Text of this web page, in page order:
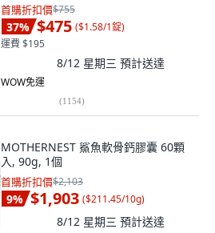
首購折扣價$755
37% $475 ($1.58/1錠)
運費 $195
8/12 星期三 預計送達
WOW免運
(1154)
MOTHERNEST 鯊魚軟骨鈣膠囊 60顆
入, 90g, 1個
首購折扣價$2,103
9% $1,903 ($211.45/10g)
8/12 星期三 預計送達